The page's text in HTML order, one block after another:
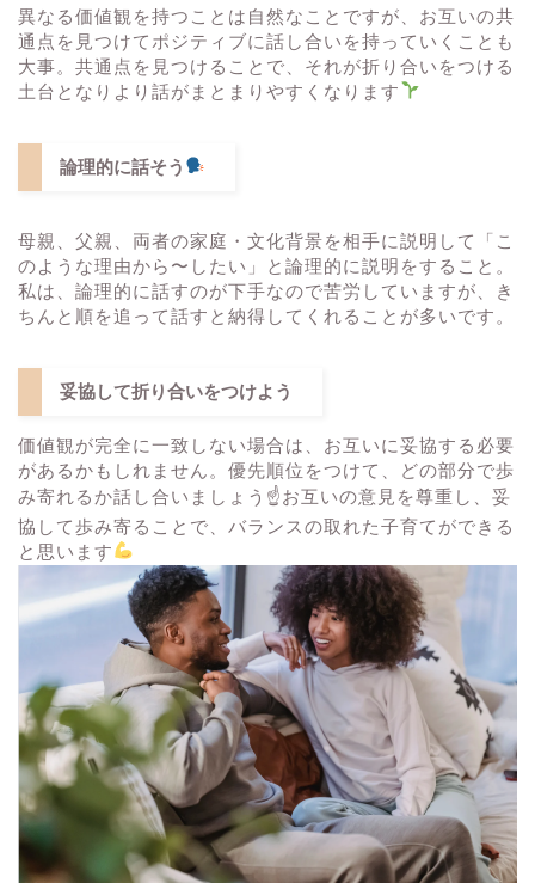
異なる価値観を持つことは自然なことですが、お互いの共
通点を見つけてポジティブに話し合いを持っていくことも
大事。共通点を見つけることで、それが折り合いをつける
土台となりより話がまとまりやすくなります
論理的に話そう
母親、父親、両者の家庭・文化背景を相手に説明して「こ
のような理由から〜したい」と論理的に説明をすること。
私は、論理的に話すのが下手なので苦労していますが、き
ちんと順を追って話すと納得してくれることが多いです。
妥協して折り合いをつけよう
価値観が完全に一致しない場合は、お互いに妥協する必要
があるかもしれません。優先順位をつけて、どの部分で歩
み寄れるか話し合いましょう☝お互いの意見を尊重し、妥
協して歩み寄ることで、バランスの取れた子育てができる
と思います